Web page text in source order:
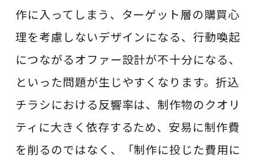
作に入ってしまう、ターゲット層の購買心
理を考慮しないデザインになる、行動喚起
につながるオファー設計が不十分になる、
といった問題が生じやすくなります。折込
チラシにおける反響率は、制作物のクオリ
ティに大きく依存するため、安易に制作費
を削るのではなく、「制作に投じた費用に